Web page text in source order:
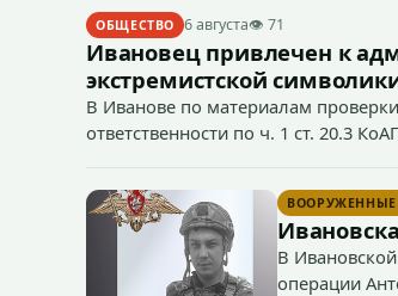
ОБЩЕСТВО 6 августа👁 71
Ивановец привлечен к
экстремистской
В Иванове по материалам
ответственности по ч. 1 ст. 20.3
символики в сети Интернет.
В
операции